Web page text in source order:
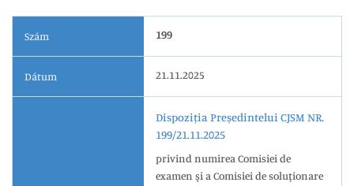
Szám 199
Dátum 21.11.2025
Dispoziția Președintelui CJSM NR.
199/21.11.2025
privind numirea Comisiei de
examen şi a Comisiei de soluţionare